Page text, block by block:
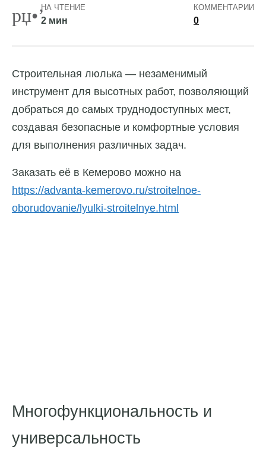
НА ЧТЕНИЕ
2 мин
КОММЕНТАРИИ
0
Строительная люлька — незаменимый
инструмент для высотных работ, позволяющий
добраться до самых труднодоступных мест,
создавая безопасные и комфортные условия
для выполнения различных задач.
Заказать её в Кемерово можно на
https://advanta-kemerovo.ru/stroitelnoe-
oborudovanie/lyulki-stroitelnye.html
Многофункциональность и
универсальность